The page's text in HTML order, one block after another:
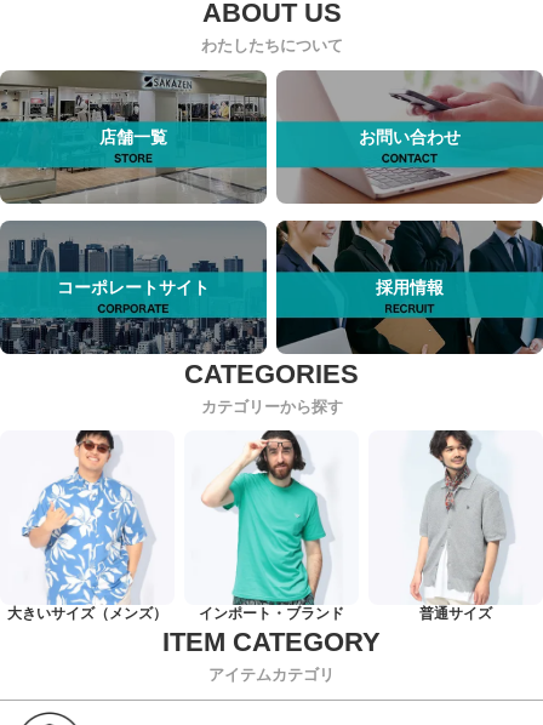
わたしたちについて
店舗一覧 お問い合わせ
コーポレートサイト 採用情報
カテゴリーから探す
大きいサイズ（メンズ） インポート・ブランド 普通サイズ
アイテムカテゴリ